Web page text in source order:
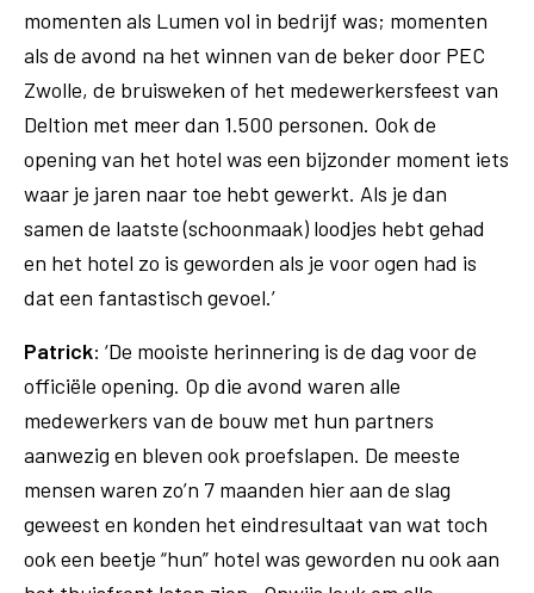
momenten als Lumen vol in bedrijf was; momenten
als de avond na het winnen van de beker door PEC
Zwolle, de bruisweken of het medewerkersfeest van
Deltion met meer dan 1.500 personen. Ook de
opening van het hotel was een bijzonder moment iets
waar je jaren naar toe hebt gewerkt. Als je dan
samen de laatste (schoonmaak) loodjes hebt gehad
en het hotel zo is geworden als je voor ogen had is
dat een fantastisch gevoel.’
Patrick: ‘De mooiste herinnering is de dag voor de
officiële opening. Op die avond waren alle
medewerkers van de bouw met hun partners
aanwezig en bleven ook proefslapen. De meeste
mensen waren zo’n 7 maanden hier aan de slag
geweest en konden het eindresultaat van wat toch
ook een beetje “hun” hotel was geworden nu ook aan